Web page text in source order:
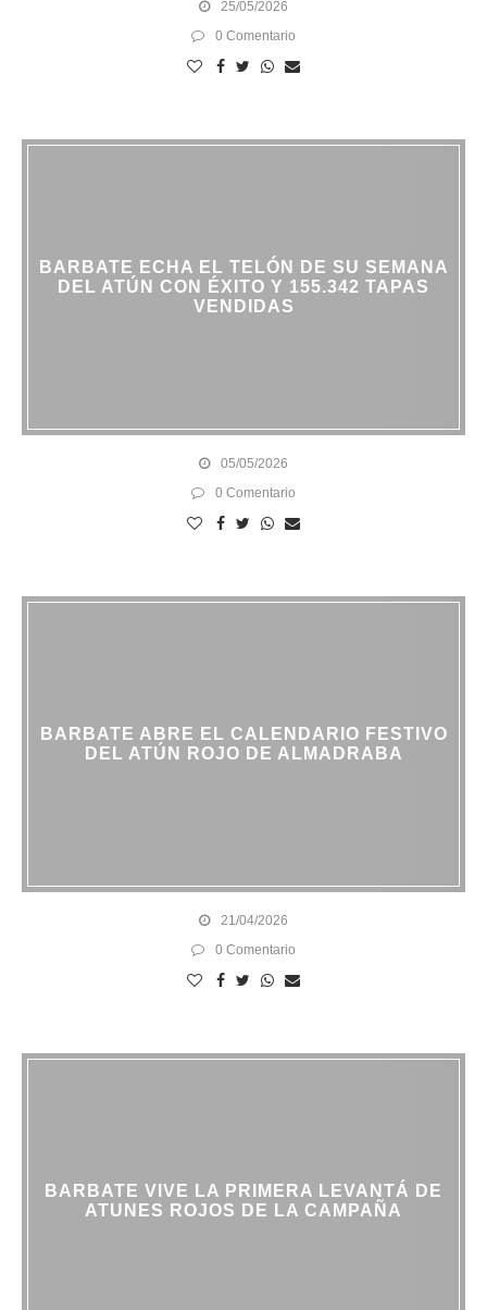
25/05/2026
0 Comentario
BARBATE ECHA EL TELÓN DE SU SEMANA
DEL ATÚN CON ÉXITO Y 155.342 TAPAS
VENDIDAS
05/05/2026
0 Comentario
BARBATE ABRE EL CALENDARIO FESTIVO
DEL ATÚN ROJO DE ALMADRABA
21/04/2026
0 Comentario
BARBATE VIVE LA PRIMERA LEVANTÁ DE
ATUNES ROJOS DE LA CAMPAÑA